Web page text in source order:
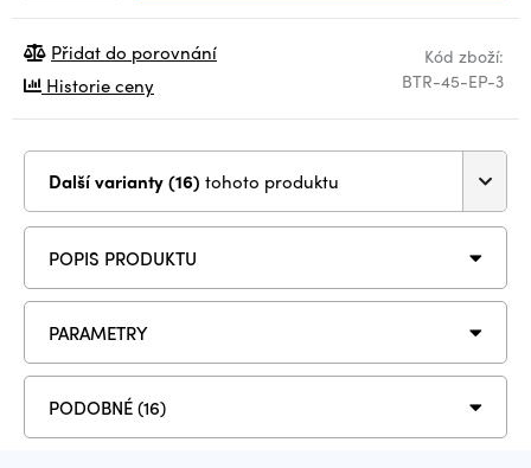
Kód zboží:
BTR-45-EP-3
Přidat do porovnání
Historie ceny
Další varianty (16) tohoto produktu
POPIS PRODUKTU
PARAMETRY
PODOBNÉ (16)